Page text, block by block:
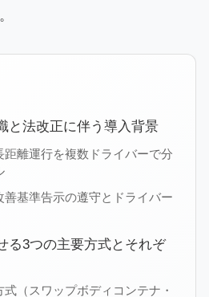
と法改正に伴う導入背景
距離運行を複数ドライバーで分
善基準告示の遵守とドライバー
る3つの主要方式とそれぞ
式（スワップボディコンテナ・